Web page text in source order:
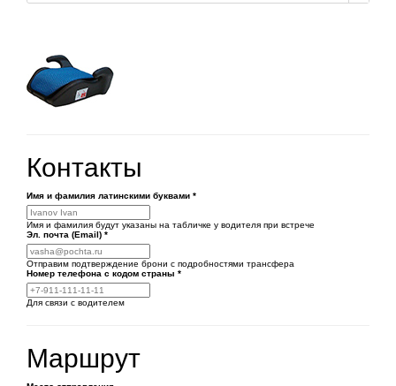
Контакты
Имя и фамилия латинскими буквами *
Имя и фамилия будут указаны на табличке у водителя при встрече
Эл. почта (Email) *
Отправим подтверждение брони с подробностями трансфера
Номер телефона с кодом страны *
Для связи с водителем
Маршрут